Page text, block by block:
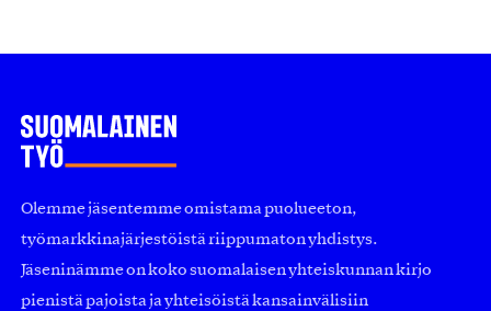
Olemme jäsentemme omistama puolueeton,
työmarkkinajärjestöistä riippumaton yhdistys.
Jäseninämme on koko suomalaisen yhteiskunnan kirjo
pienistä pajoista ja yhteisöistä kansainvälisiin